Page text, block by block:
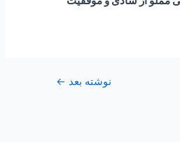
نوشته بعد ←